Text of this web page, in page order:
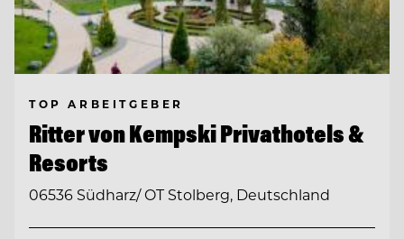
TOP ARBEITGEBER
Ritter von Kempski Privathotels &
Resorts
06536 Südharz/ OT Stolberg, Deutschland